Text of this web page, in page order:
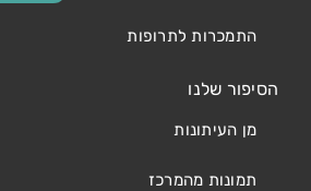
התמכרות לתרופות
הסיפור שלנו
מן העיתונות
תמונות מהמרכז